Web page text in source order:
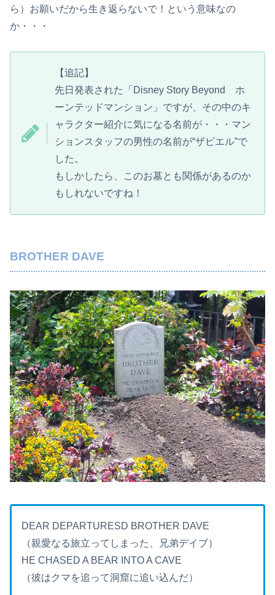
ら）お願いだから生き返らないで！という意味なの
か・・・
【追記】
先日発表された「Disney Story Beyond ホ
ーンテッドマンション」ですが、その中のキ
ャラクター紹介に気になる名前が・・・マン
ションスタッフの男性の名前が“ザビエル”で
した。
もしかしたら、このお墓とも関係があるのか
もしれないですね！
BROTHER DAVE
DEAR DEPARTURESD BROTHER DAVE
（親愛なる旅立ってしまった、兄弟デイブ）
HE CHASED A BEAR INTO A CAVE
（彼はクマを追って洞窟に追い込んだ）